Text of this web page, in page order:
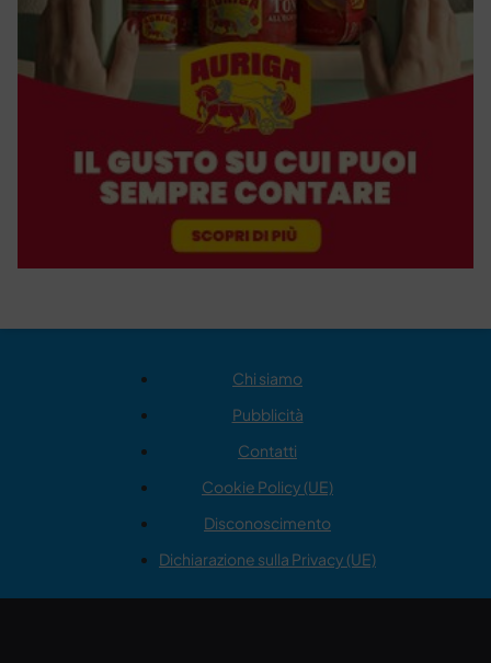
Chi siamo
Pubblicità
Contatti
Cookie Policy (UE)
Disconoscimento
Dichiarazione sulla Privacy (UE)